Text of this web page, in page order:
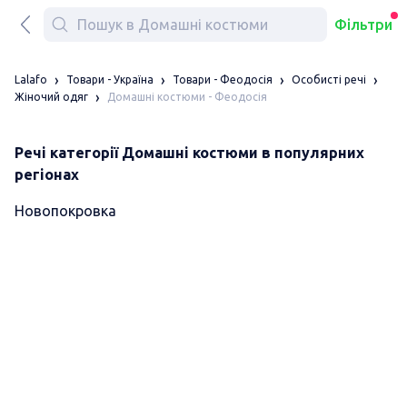
Фільтри
Lalafo Товари - Україна Товари - Феодосія
Особисті речі
Жіночий одяг
Домашні костюми - Феодосія
Речі категорії Домашні костюми в популярних
регіонах
Новопокровка